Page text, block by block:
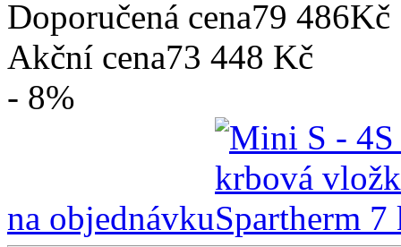
Doporučená cena79 486Kč
Akční cena73 448 Kč
- 8%
na objednávku